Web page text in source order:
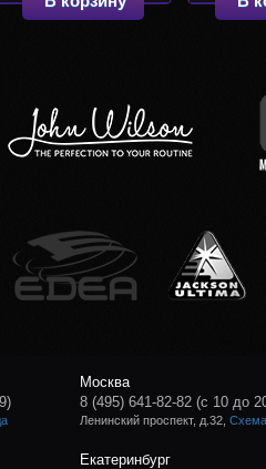
Москва
8 (495) 641-82-82 (с 10 до
Ленинский проспект, д.32,
Екатеринбург